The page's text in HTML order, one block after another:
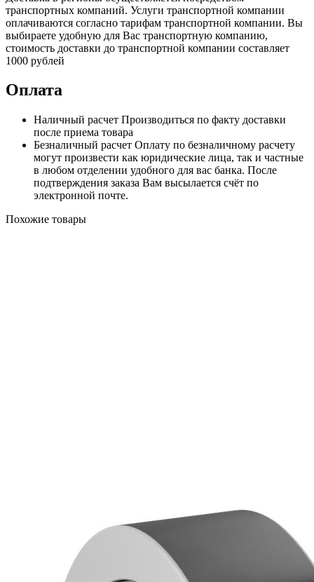
транспортных компаний. Услуги транспортной компании
оплачиваются согласно тарифам транспортной компании. Вы
выбираете удобную для Вас транспортную компанию,
стоимость доставки до транспортной компании составляет
1000 рублей
Оплата
Наличный расчет Производиться по факту доставки
после приема товара
Безналичный расчет Оплату по безналичному расчету
могут произвести как юридические лица, так и частные
в любом отделении удобного для вас банка. После
подтверждения заказа Вам высылается счёт по
электронной почте.
Похожие товары